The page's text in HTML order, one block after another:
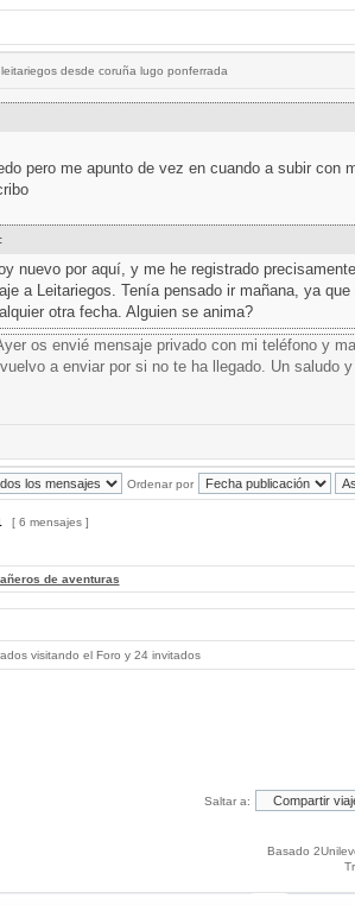
desde coruña lugo ponferrada
pero me apunto de vez en cuando a subir con
nuevo por aquí, y me he registrado
a Leitariegos. Tenía pensado ir mañana, ya
otra fecha. Alguien se anima?
os envié mensaje privado con mi teléfono y
a enviar por si no te ha llegado. Un saludo
Ordenar por
[ 6 mensajes ]
de aventuras
visitando el Foro y 24 invitados
Saltar a:
Basado